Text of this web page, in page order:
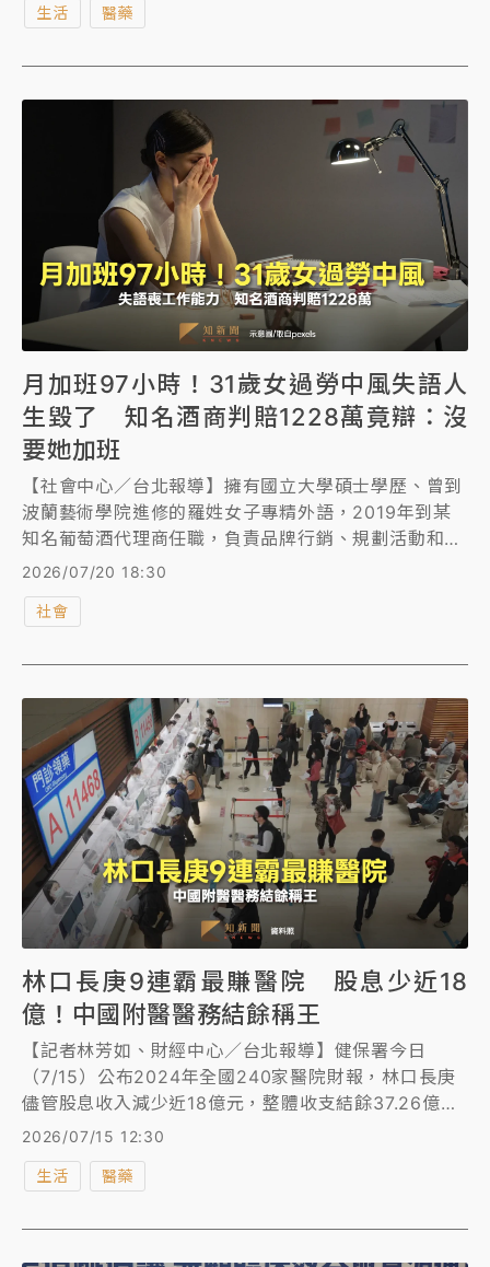
胞，再把細胞打回病人體內達到延緩惡化甚至恢復腎功
生活 醫藥
月加班97小時！31歲女過勞中風失語人
生毀了 知名酒商判賠1228萬竟辯：沒
要她加班
【社會中心／台北報導】擁有國立大學碩士學歷、曾到
波蘭藝術學院進修的羅姓女子專精外語，2019年到某
知名葡萄酒代理商任職，負責品牌行銷、規劃活動和口
譯，但她因密集籌畫活動、研讀葡萄酒相關知識，還須
4個月就因過勞暈倒送醫，診斷為急性腦中風，年僅31
力、無法獨自生活，因此向公司提告求償。法院根據羅
女打卡紀錄發現她長期加班，案發前一個月加班就高達
97小時，認定公司對於勞工健康保護有過失，判公司須
賠醫療費、勞動力減損、看護費、精神慰撫金1228萬
元。
2026/07/20 18:30
社會
林口長庚9連霸最賺醫院 股息少近18
億！中國附醫醫務結餘稱王
【記者林芳如、財經中心／台北報導】健保署今日
（7/15）公布2024年全國240家醫院財報，林口長庚
儘管股息收入減少近18億元，整體收支結餘37.26億元
比前一年減少19.05億元，依舊9連霸榮登最賺錢醫
院，整體結餘排名前十大醫院，台北榮總排第4，和台
中榮總名次對調，成大醫院的醫務和非醫務利益都減
11年第一名。
2026/07/15 12:30
生活 醫藥